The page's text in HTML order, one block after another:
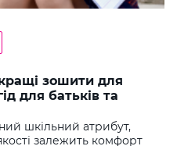
зошити для
для батьків та
шкільний атрибут,
залежить комфорт